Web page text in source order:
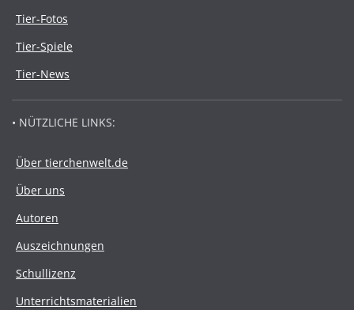
Tier-Fotos
Tier-Spiele
Tier-News
• NÜTZLICHE LINKS:
Über tierchenwelt.de
Über uns
Autoren
Auszeichnungen
Schullizenz
Unterrichtsmaterialien